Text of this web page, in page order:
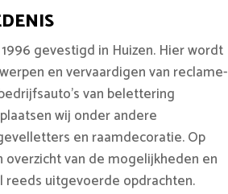
gevestigd in Huizen. Hier wordt
en vervaardigen van reclame-
van belettering
wij onder andere
en raamdecoratie. Op
overzicht van de mogelijkheden en
reeds uitgevoerde opdrachten.